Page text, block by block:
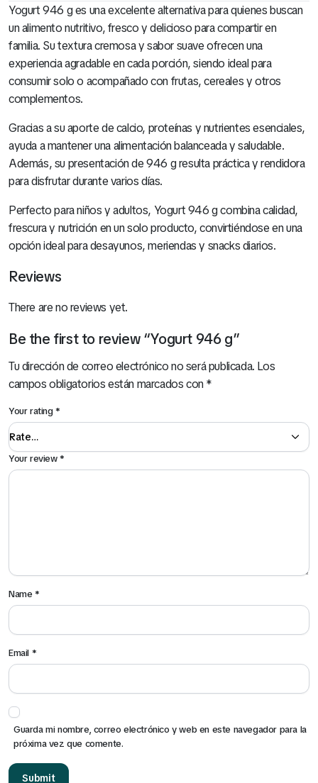
Yogurt 946 g es una excelente alternativa para quienes buscan
un alimento nutritivo, fresco y delicioso para compartir en
familia. Su textura cremosa y sabor suave ofrecen una
experiencia agradable en cada porción, siendo ideal para
consumir solo o acompañado con frutas, cereales y otros
complementos.
Gracias a su aporte de calcio, proteínas y nutrientes esenciales,
ayuda a mantener una alimentación balanceada y saludable.
Además, su presentación de 946 g resulta práctica y rendidora
para disfrutar durante varios días.
Perfecto para niños y adultos, Yogurt 946 g combina calidad,
frescura y nutrición en un solo producto, convirtiéndose en una
opción ideal para desayunos, meriendas y snacks diarios.
Reviews
There are no reviews yet.
Be the first to review “Yogurt 946 g”
Tu dirección de correo electrónico no será publicada. Los
campos obligatorios están marcados con*
Your rating*
Your review*
Name*
Email *
Guarda mi nombre, correo electrónico y web en este navegador para la
próxima vez que comente.